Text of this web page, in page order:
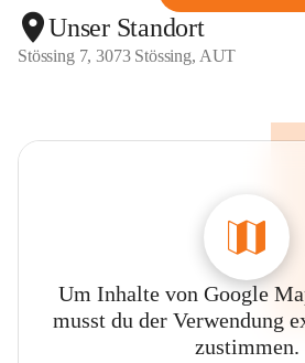
Unser Standort
Stössing 7, 3073 Stössing, AUT
Um Inhalte von Google
musst du der Verwendung
zustimmen.